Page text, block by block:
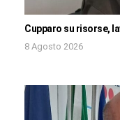
Cupparo su risorse,
8 Agosto 2026